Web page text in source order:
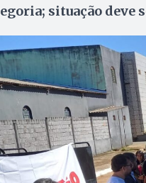
situação deve